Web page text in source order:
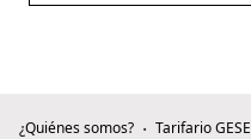
¿Quiénes somos? Tarifario GESE